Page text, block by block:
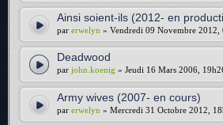
Ainsi soient-ils (2012- en
par erwelyn » Vendredi 09 Novembre 2012,
Deadwood
par john.koenig » Jeudi 16 Mars 2006,
Army wives (2007- en cours)
par erwelyn » Mercredi 31 Octobre 2012,